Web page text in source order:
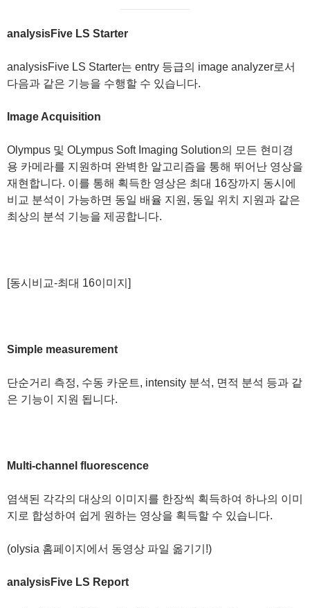
analysisFive LS Starter
analysisFive LS Starter는 entry 등급의 image analyzer로서
다음과 같은 기능을 수행할 수 있습니다.
Image Acquisition
Olympus 및 OLympus Soft Imaging Solution의 모든 현미경
용 카메라를 지원하며 완벽한 알고리즘을 통해 뛰어난 영상을
재현합니다. 이를 통해 획득한 영상은 최대 16장까지 동시에
비교 분석이 가능하면 동일 배율 지원, 동일 위치 지원과 같은
최상의 분석 기능을 제공합니다.
[동시비교-최대 16이미지]
Simple measurement
단순거리 측정, 수동 카운트, intensity 분석, 면적 분석 등과 같
은 기능이 지원 됩니다.
Multi-channel fluorescence
염색된 각각의 대상의 이미지를 한장씩 획득하여 하나의 이미
지로 합성하여 쉽게 원하는 영상을 획득할 수 있습니다.
(olysia 홈페이지에서 동영상 파일 옮기기!)
analysisFive LS Report